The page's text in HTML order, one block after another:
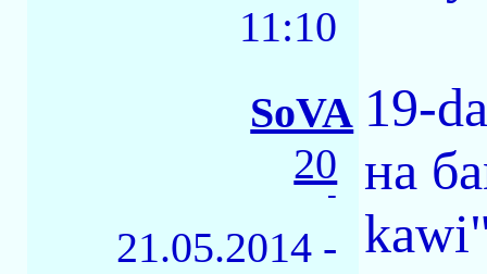
11:10
SoVA
20
-
21.05.2014 -
19-
на